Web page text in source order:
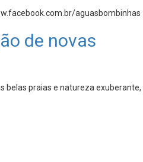
aguasbombinhas
de novas
belas praias e natureza exuberante,